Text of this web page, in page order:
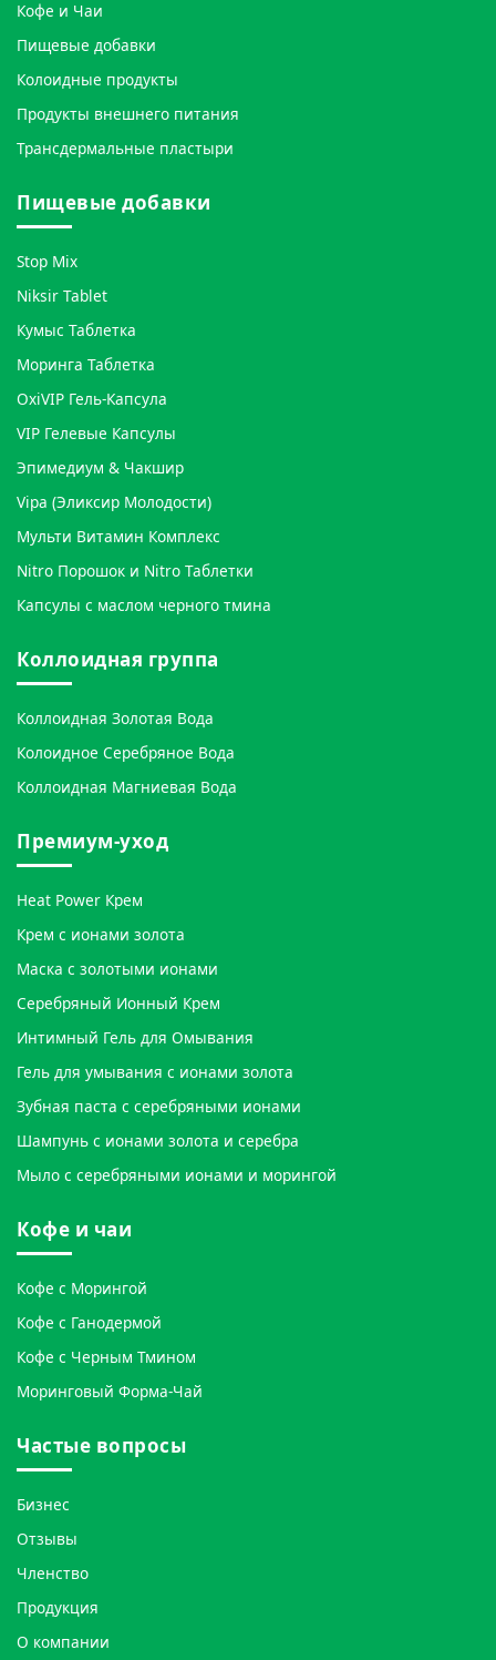
Кофе и Чаи
Пищевые добавки
Колоидные продукты
Продукты внешнего питания
Трансдермальные пластыри
Пищевые добавки
Stop Mix
Niksir Tablet
Кумыс Таблетка
Моринга Таблетка
OxiVIP Гель-Капсула
VIP Гелевые Капсулы
Эпимедиум & Чакшир
Vipa (Эликсир Молодости)
Мульти Витамин Комплекс
Nitro Порошок и Nitro Таблетки
Капсулы с маслом черного тмина
Коллоидная группа
Коллоидная Золотая Вода
Колоидное Серебряное Вода
Коллоидная Магниевая Вода
Премиум-уход
Heat Power Крем
Крем с ионами золота
Маска с золотыми ионами
Серебряный Ионный Крем
Интимный Гель для Омывания
Гель для умывания с ионами золота
Зубная паста с серебряными ионами
Шампунь с ионами золота и серебра
Мыло с серебряными ионами и морингой
Кофе и чаи
Кофе с Морингой
Кофе с Ганодермой
Кофе с Черным Тмином
Моринговый Форма-Чай
Частые вопросы
Бизнес
Отзывы
Членство
Продукция
О компании